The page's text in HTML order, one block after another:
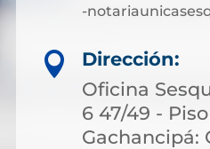
-

Dirección:
Oficina
6 47/49 -
Gachancipá: